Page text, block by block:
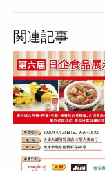
関連記事